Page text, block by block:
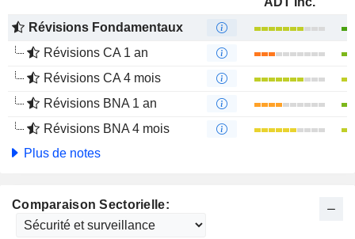
Révisions Fondamentaux
Révisions CA 1 an
Révisions CA 4 mois
Révisions BNA 1 an
Révisions BNA 4 mois
Plus de notes
Comparaison Sectorielle: